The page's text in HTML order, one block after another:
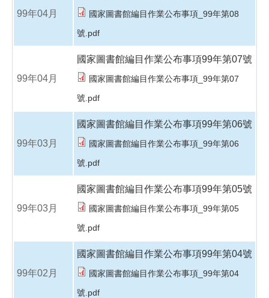
99年04月
國家圖書館編目作業公布事項_99年第08
號.pdf
99年04月
國家圖書館編目作業公布事項99年第07號
國家圖書館編目作業公布事項_99年第07
號.pdf
99年03月
國家圖書館編目作業公布事項99年第06號
國家圖書館編目作業公布事項_99年第06
號.pdf
99年03月
國家圖書館編目作業公布事項99年第05號
國家圖書館編目作業公布事項_99年第05
號.pdf
99年02月
國家圖書館編目作業公布事項99年第04號
國家圖書館編目作業公布事項_99年第04
號.pdf